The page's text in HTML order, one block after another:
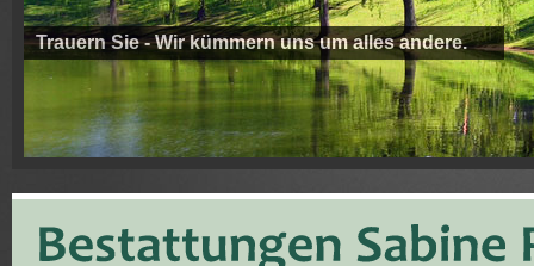
Trauern Sie - Wir kümmern uns um alles andere.